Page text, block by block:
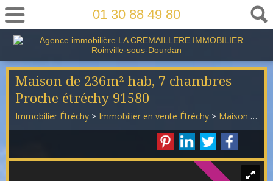
01 30 88 49 80
Maison de 236m² hab, 7 chambres
Proche étréchy 91580
Immobilier Étréchy > Immobilier en vente Étréchy > Maison Individuelle en vente Étréchy